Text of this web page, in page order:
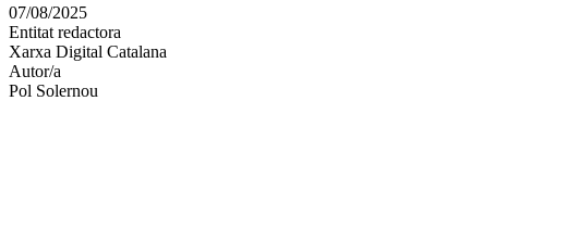
en
altres
xarxes
socials
07/08/2025
Entitat redactora
Xarxa Digital Catalana
Autor/a
Pol Solernou